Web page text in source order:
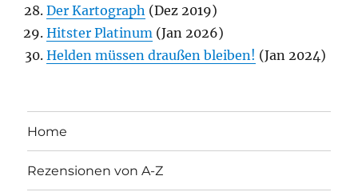
Der Kartograph (Dez 2019)
Hitster Platinum (Jan 2026)
Helden müssen draußen bleiben! (Jan 2024)
Home
Rezensionen von A-Z